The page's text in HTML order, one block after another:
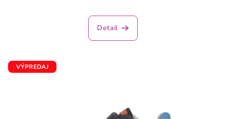
Detail
VÝPREDAJ